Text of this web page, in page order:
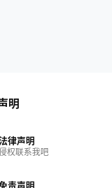
明
律声明
权联系我吧
责声明